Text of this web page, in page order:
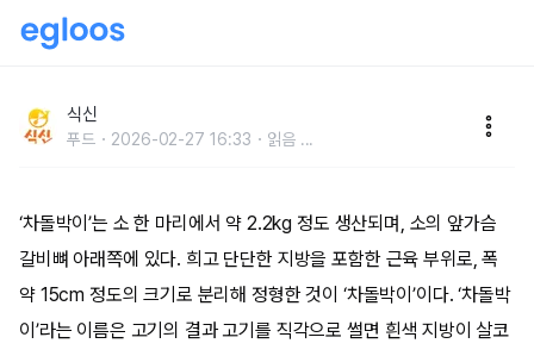
식신
푸드 2026-02-27 16:33 읽음 ...
‘차돌박이’는 소 한 마리에서 약 2.2kg 정도 생산되며, 소의 앞가슴
갈비뼈 아래쪽에 있다. 희고 단단한 지방을 포함한 근육 부위로, 폭
약 15cm 정도의 크기로 분리해 정형한 것이 ‘차돌박이’이다. ‘차돌박
이’라는 이름은 고기의 결과 고기를 직각으로 썰면 흰색 지방이 살코